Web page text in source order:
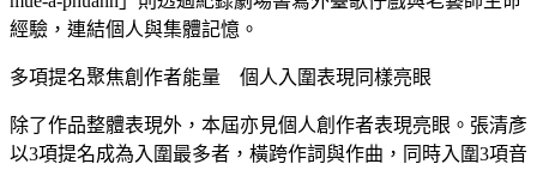
經驗，連結個人與集體記憶。
多項提名聚焦創作者能量 個人入圍表現同樣亮眼
除了作品整體表現外，本屆亦見個人創作者表現亮眼。張清彥
以3項提名成為入圍最多者，橫跨作詞與作曲，同時入圍3項音